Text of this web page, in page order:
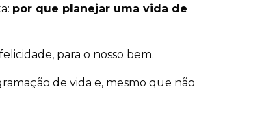
por que planejar uma vida de
para o nosso bem.
de vida e, mesmo que não